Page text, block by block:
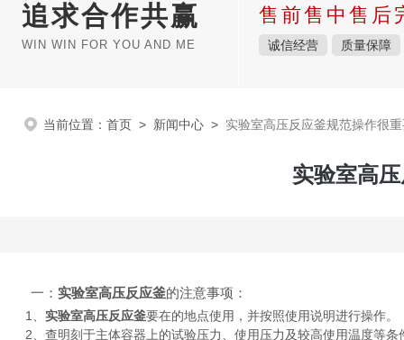
追求合作共赢
WIN WIN FOR YOU AND ME
售前售中售后
诚信经营 质量保障
当前位置： 首页 > 新闻中心 > 实验室高压反应釜规范操作很
实验室高
一： 实验室高压反应釜的注意事项：
1、 实验室高压反应釜要在的地点使用，并按照使用说明进行操作。
2、查明刻于主体容器上的试验压力、使用压力及较高使用温度等条